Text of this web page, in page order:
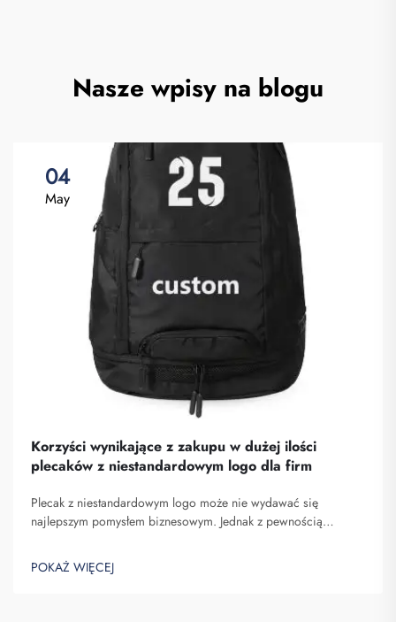
Nasze wpisy na blogu
04
May
Korzyści wynikające z zakupu w dużej ilości
plecaków z niestandardowym logo dla firm
Plecak z niestandardowym logo może nie wydawać się
najlepszym pomysłem biznesowym. Jednak z pewnością
Saipulang Trading to firma, która realizuje masowe zamówienia
takich plecaków w celu budowania świadomości marki. Wiesz,
POKAŻ WIĘCEJ